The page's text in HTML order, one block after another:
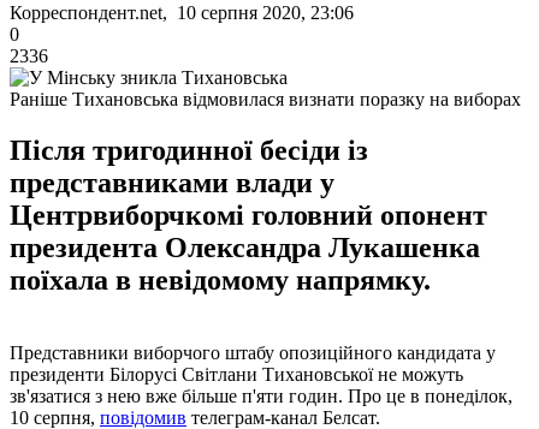
Корреспондент.net, 10 серпня 2020, 23:06
0
2336
Раніше Тихановська відмовилася визнати поразку на виборах
Після тригодинної бесіди із
представниками влади у
Центрвиборчкомі головний опонент
президента Олександра Лукашенка
поїхала в невідомому напрямку.
Представники виборчого штабу опозиційного кандидата у
президенти Білорусі Світлани Тихановської не можуть
зв'язатися з нею вже більше п'яти годин. Про це в понеділок,
10 серпня, повідомив телеграм-канал Белсат.